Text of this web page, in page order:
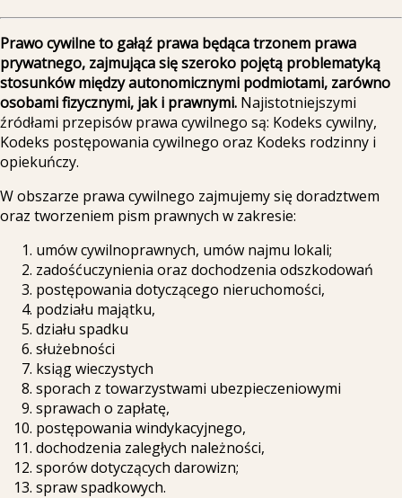
Prawo cywilne to gałąź prawa będąca trzonem prawa
prywatnego, zajmująca się szeroko pojętą problematyką
stosunków między autonomicznymi podmiotami, zarówno
osobami fizycznymi, jak i prawnymi. Najistotniejszymi
źródłami przepisów prawa cywilnego są: Kodeks cywilny,
Kodeks postępowania cywilnego oraz Kodeks rodzinny i
opiekuńczy.
W obszarze prawa cywilnego zajmujemy się doradztwem
oraz tworzeniem pism prawnych w zakresie:
umów cywilnoprawnych, umów najmu lokali;
zadośćuczynienia oraz dochodzenia odszkodowań
postępowania dotyczącego nieruchomości,
podziału majątku,
działu spadku
służebności
ksiąg wieczystych
sporach z towarzystwami ubezpieczeniowymi
sprawach o zapłatę,
postępowania windykacyjnego,
dochodzenia zaległych należności,
sporów dotyczących darowizn;
spraw spadkowych.